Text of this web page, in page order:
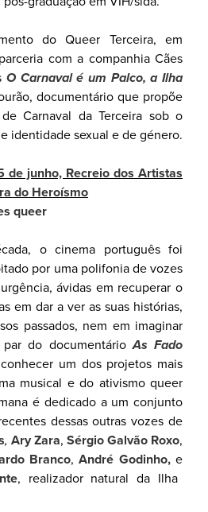
do Queer Terceira, em
com a companhia Cães
O Carnaval é um Palco, a Ilha
documentário que propõe
Carnaval da Terceira sob o
identidade sexual e de género.
de junho, Recreio dos Artistas
do Heroísmo
queer
o cinema português foi
por uma polifonia de vozes
ávidas em recuperar o
em dar a ver as suas histórias,
passados, nem em imaginar
do documentárioAs Fado
um dos projetos mais
musical e do ativismo queer
é dedicado a um conjunto
dessas outras vozes de
, Ary Zara, Sérgio Galvão Roxo,
Branco,André Godinho,e
, realizador natural da Ilha